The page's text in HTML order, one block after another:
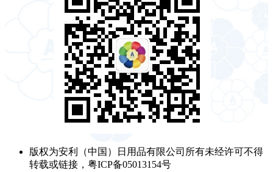
版权为安利（中国）日用品有限公司所有未经许可不得
转载或链接，粤ICP备05013154号